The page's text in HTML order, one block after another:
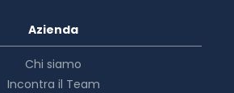
Azienda
Chi siamo
Incontra il Team